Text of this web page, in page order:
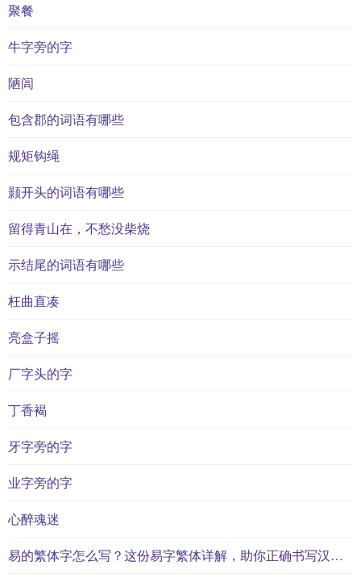
聚餐
牛字旁的字
陋闾
包含郡的词语有哪些
规矩钩绳
颢开头的词语有哪些
留得青山在，不愁没柴烧
示结尾的词语有哪些
枉曲直凑
亮盒子摇
厂字头的字
丁香褐
牙字旁的字
业字旁的字
心醉魂迷
易的繁体字怎么写？这份易字繁体详解，助你正确书写汉字_汉字繁体学习